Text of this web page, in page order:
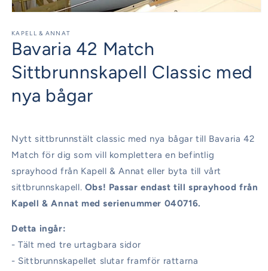
1
i
modalfönster
KAPELL & ANNAT
Bavaria 42 Match
Sittbrunnskapell Classic med
nya bågar
Nytt sittbrunnstält classic med nya bågar till Bavaria 42
Match för dig som vill komplettera en befintlig
sprayhood från Kapell & Annat eller byta till vårt
sittbrunnskapell. Obs! Passar endast till sprayhood från
Kapell & Annat med serienummer 040716.
Detta ingår:
- Tält med tre urtagbara sidor
- Sittbrunnskapellet slutar framför rattarna